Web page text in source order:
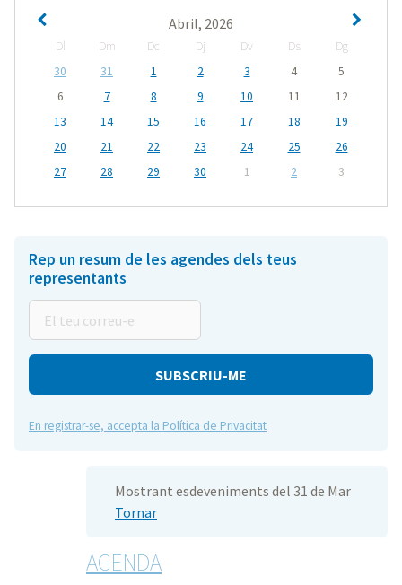
Abril, 2026
Dl Dm Dc Dj Dv Ds
Dg
30
31 1 2 3 4
5
6
7 8 9 10 11
12
13
14 15 16 17 18
19
20
21 22 23 24 25
26
27
28 29 30 1 2 3
Rep un resum de les agendes dels teus
representants
teu
correu-
En registrar-se, accepta la Política de Privacitat
Mostrant esdeveniments del 31 de Mar
Tornar
AGENDA